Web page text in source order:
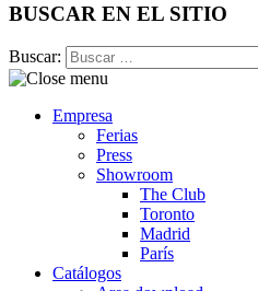
BUSCAR EN EL SITIO
Buscar:
Empresa
Ferias
Press
Showroom
The Club
Toronto
Madrid
París
Catálogos